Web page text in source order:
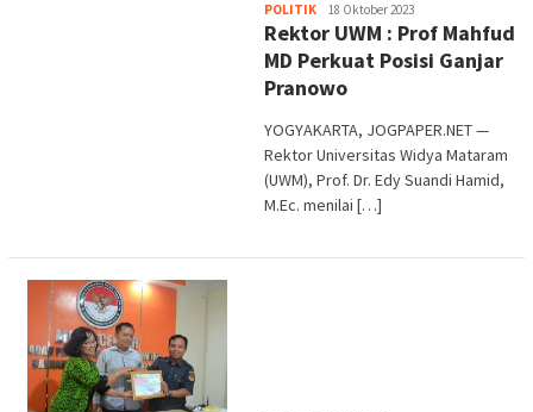
POLITIKHeri
Purwata
18 Oktober 2023
Rektor UWM : Prof Mahfud
MD Perkuat Posisi Ganjar
Pranowo
YOGYAKARTA, JOGPAPER.NET —
Rektor Universitas Widya Mataram
(UWM), Prof. Dr. Edy Suandi Hamid,
M.Ec. menilai […]